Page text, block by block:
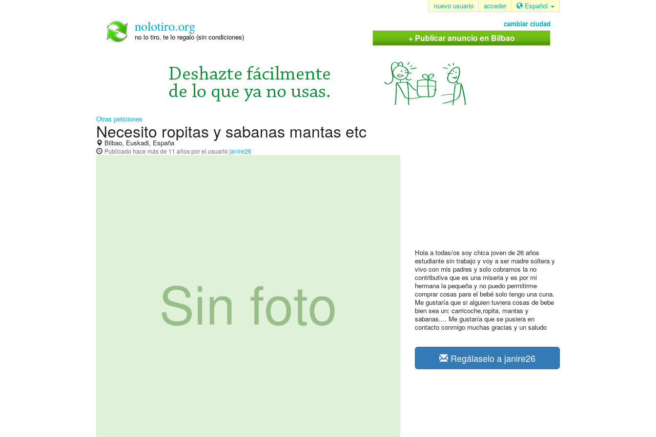
nuevo usuario acceder Español
nolotiro.org
no lo tiro, te lo regalo (sin condiciones)
cambiar ciudad
+ Publicar anuncio en Bilbao
Otras peticiones
Necesito ropitas y sabanas mantas etc
Bilbao, Euskadi, España
Publicado hace más de 11 añospor el usuario janire26
Hola a todas/os soy chica joven de 26 años
estudiante sin trabajo y voy a ser madre soltera y
vivo con mis padres y solo cobramos la no
contributiva que es una miseria y es por mi
hermana la pequeña y no puedo permitirme
comprar cosas para el bebé solo tengo una cuna.
Me gustaría que si alguien tuviera cosas de bebe
bien sea un: carricoche,ropita, mantas y
sabanas.... Me gustaría que se pusiera en
contacto conmigo muchas gracias y un saludo
Regálaselo a janire26